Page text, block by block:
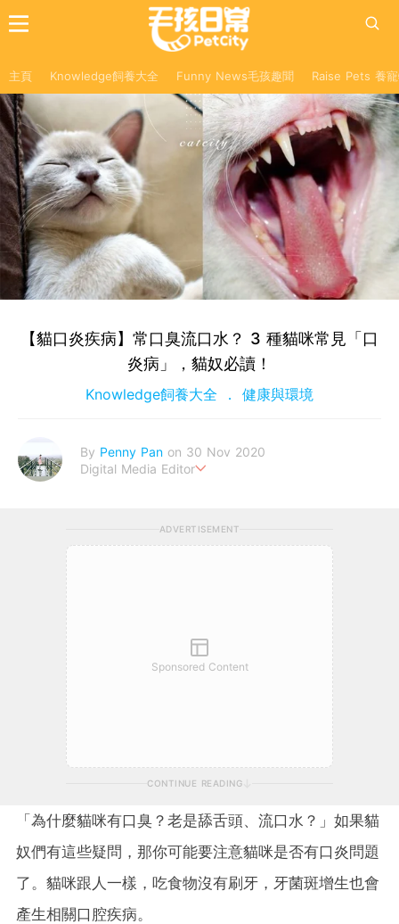
主頁 Knowledge飼養大全 Funny News毛孩趣聞 Raise Pets 養
【貓口炎疾病】常口臭流口水？ 3 種貓咪常見「口
炎病」，貓奴必讀！
Knowledge飼養大全 健康與環境
By Penny Pan on 30 Nov 2020
Digital Media Editor
ADVERTISEMENT
Sponsored Content
CONTINUE READING
「為什麼貓咪有口臭？老是舔舌頭、流口水？」如果貓
奴們有這些疑問，那你可能要注意貓咪是否有口炎問題
了。貓咪跟人一樣，吃食物沒有刷牙，牙菌斑增生也會
產生相關口腔疾病。